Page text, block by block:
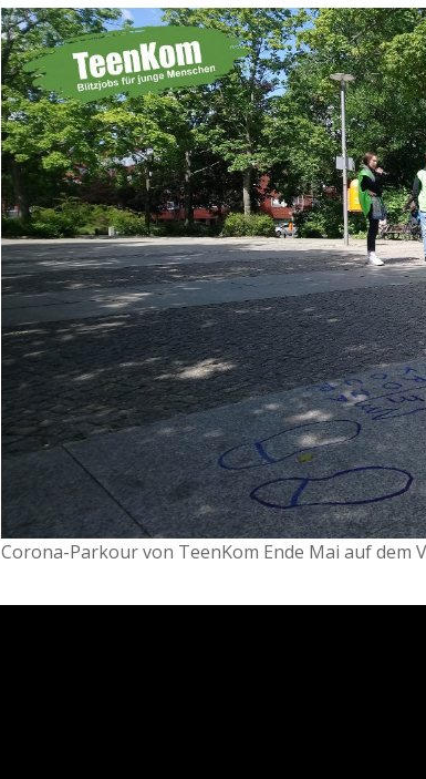
Corona-Parkour von TeenKom Ende Mai auf dem